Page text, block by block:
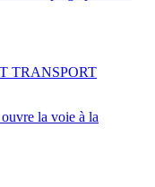
la voie à la
TRANSPORT